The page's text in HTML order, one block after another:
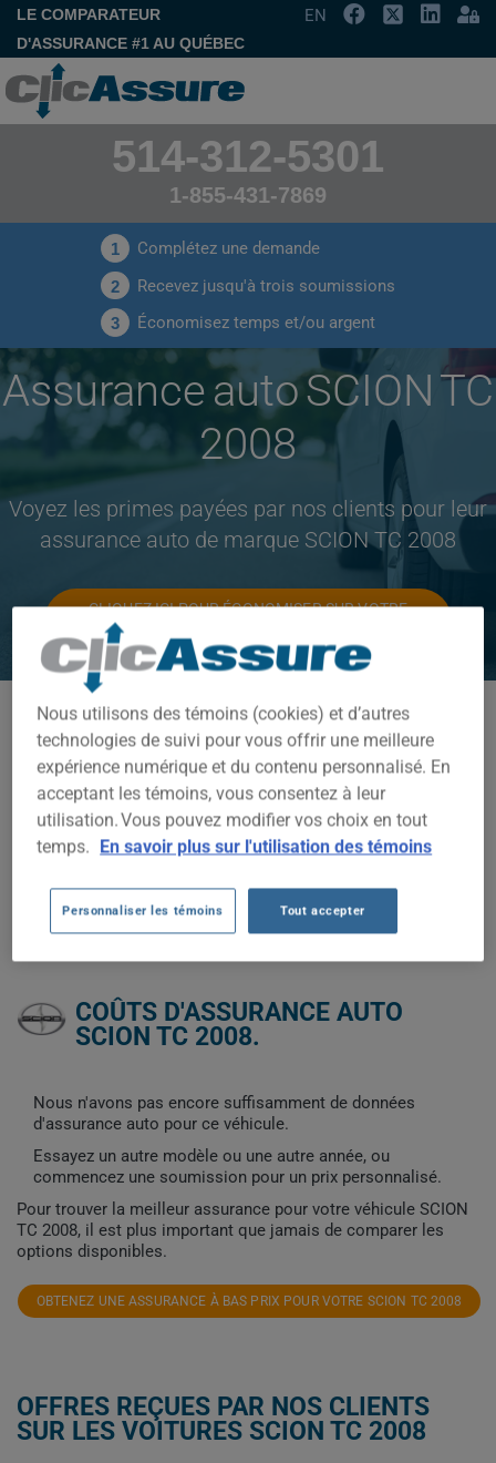
LE COMPARATEUR
D'ASSURANCE #1 AU QUÉBEC
EN
514-312-5301
1-855-431-7869
1 Complétez une demande
2 Recevez jusqu'à trois soumissions
3 Économisez temps et/ou argent
Assurance auto SCION TC
2008
Voyez les primes payées par nos clients pour leur
assurance auto de marque SCION TC 2008
CLIQUEZ ICI POUR ÉCONOMISER SUR VOTRE
Modèles disponibles
Année
2008
COÛTS D'ASSURANCE AUTO
SCION TC 2008.
Nous n'avons pas encore suffisamment de données
d'assurance auto pour ce véhicule.
Essayez un autre modèle ou une autre année, ou
commencez une soumission pour un prix personnalisé.
Pour trouver la meilleur assurance pour votre véhicule SCION
TC 2008, il est plus important que jamais de comparer les
options disponibles.
OBTENEZ UNE ASSURANCE À BAS PRIX POUR VOTRE SCION TC 2008
OFFRES REÇUES PAR NOS CLIENTS
SUR LES VOITURES SCION TC 2008
Nous utilisons des témoins (cookies) et d’autres
technologies de suivi pour vous offrir une meilleure
expérience numérique et du contenu personnalisé. En
acceptant les témoins, vous consentez à leur
utilisation. Vous pouvez modifier vos choix en tout
temps. En savoir plus sur l'utilisation des témoins
Personnaliser les témoins Tout accepter